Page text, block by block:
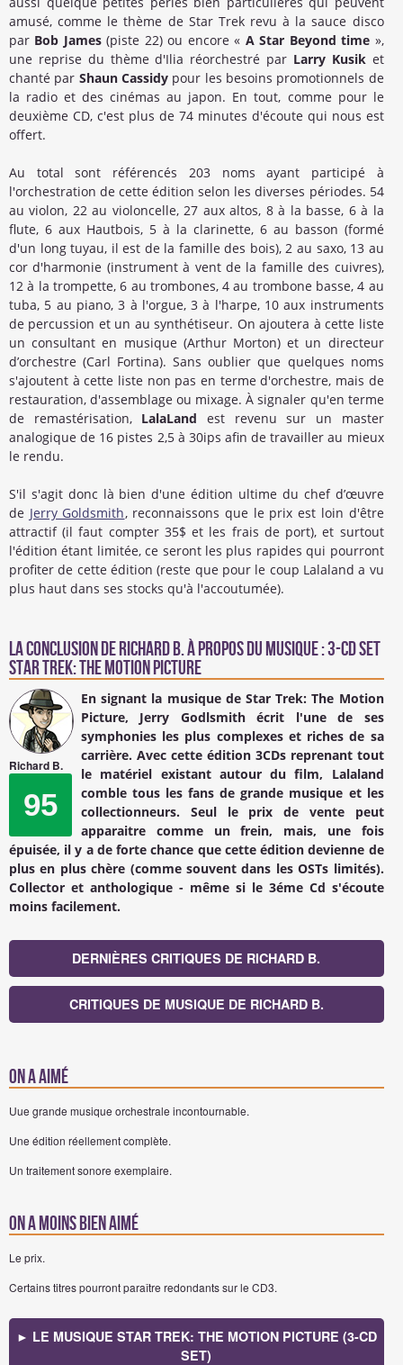
amusé, comme le thème de Star Trek revu à la sauce disco
par Bob James(piste 22) ou encore « A Star Beyond time »,
une reprise du thème d'Ilia réorchestré par Larry Kusiket
chanté par Shaun Cassidypour les besoins promotionnels de
la radio et des cinémas au japon. En tout, comme pour le
deuxième CD, c'est plus de 74 minutes d'écoute qui nous est
offert.
Au total sont référencés 203 noms ayant participé à
l'orchestration de cette édition selon les diverses périodes. 54
au violon, 22 au violoncelle, 27 aux altos, 8 à la basse, 6 à la
flute, 6 aux Hautbois, 5 à la clarinette, 6 au basson (formé
d'un long tuyau, il est de la famille des bois), 2 au saxo, 13 au
cor d'harmonie (instrument à vent de la famille des cuivres),
12 à la trompette, 6 au trombones, 4 au trombone basse, 4 au
tuba, 5 au piano, 3 à l'orgue, 3 à l'harpe, 10 aux instruments
de percussion et un au synthétiseur. On ajoutera à cette liste
un consultant en musique (Arthur Morton) et un directeur
d’orchestre (Carl Fortina). Sans oublier que quelques noms
s'ajoutent à cette liste non pas en terme d'orchestre, mais de
restauration, d'assemblage ou mixage. À signaler qu'en terme
de remastérisation,LalaLand est revenu sur un master
analogique de 16 pistes 2,5 à 30ips afin de travailler au mieux
le rendu.
S'il s'agit donc là bien d'une édition ultime du chef d’œuvre
de Jerry Goldsmith, reconnaissons que le prix est loin d'être
attractif (il faut compter 35$ et les frais de port), et surtout
l'édition étant limitée, ce seront les plus rapides qui pourront
profiter de cette édition (reste que pour le coup Lalaland a vu
plus haut dans ses stocks qu'à l'accoutumée).
La conclusion de Richard B.à propos du Musique : 3-CD Set
Star Trek: The Motion Picture
Richard B.
95
En signant la musique de Star Trek: The Motion
Picture, Jerry Godlsmith écrit l'une de ses
symphonies les plus complexes et riches de sa
carrière. Avec cette édition 3CDs reprenant tout
le matériel existant autour du film, Lalaland
comble tous les fans de grande musique et les
collectionneurs. Seul le prix de vente peut
apparaitre comme un frein, mais, une fois
épuisée, il y a de forte chance que cette édition devienne de
plus en plus chère (comme souvent dans les OSTs limités).
Collector et anthologique - même si le 3éme Cd s'écoute
moins facilement.
DERNIÈRES CRITIQUES DE RICHARD B.
CRITIQUES DE MUSIQUE DE RICHARD B.
On a aimé
Uue grande musique orchestrale incontournable.
Une édition réellement complète.
Un traitement sonore exemplaire.
On a moins bien aimé
Le prix.
Certains titres pourront paraître redondants sur le CD3.
► LE MUSIQUE STAR TREK: THE MOTION PICTURE (3-CD
SET)